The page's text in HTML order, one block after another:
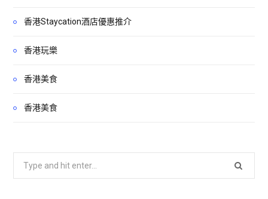
香港Staycation酒店優惠推介
香港玩樂
香港美食
香港美食